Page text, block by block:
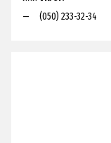
(050) 233-32-34